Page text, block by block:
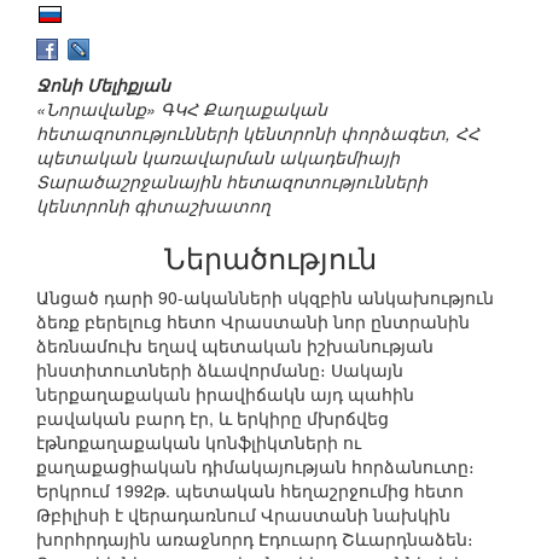
Ջոնի Մելիքյան
«Նորավանք» ԳԿՀ Քաղաքական
հետազոտությունների կենտրոնի փորձագետ, ՀՀ
պետական կառավարման ակադեմիայի
Տարածաշրջանային հետազոտությունների
կենտրոնի գիտաշխատող
Ներածություն
Անցած դարի 90-ականների սկզբին անկախություն
ձեռք բերելուց հետո Վրաստանի նոր ընտրանին
ձեռնամուխ եղավ պետական իշխանության
ինստիտուտների ձևավորմանը։ Սակայն
ներքաղաքական իրավիճակն այդ պահին
բավական բարդ էր, և երկիրը մխրճվեց
էթնոքաղաքական կոնֆլիկտների ու
քաղաքացիական դիմակայության հորձանուտը։
Երկրում 1992թ. պետական հեղաշրջումից հետո
Թբիլիսի է վերադառնում Վրաստանի նախկին
խորհրդային առաջնորդ Էդուարդ Շևարդնաձեն։